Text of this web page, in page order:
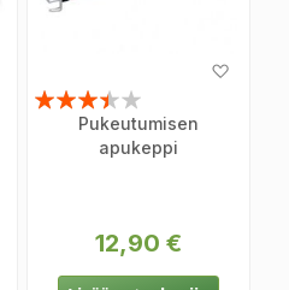
toivelistaan
Arvosana:
Pukeutumisen
apukeppi
12,90 €